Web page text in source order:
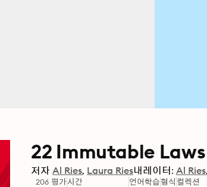
22 Immutable
저자 Al Ries Laura Ries내레이터: Al Ries
206 평가시간 언어학습형식 컬렉션